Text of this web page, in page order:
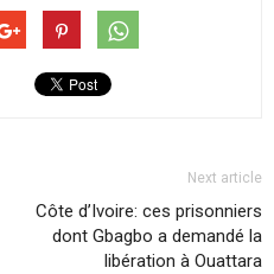
Next article
Côte d’Ivoire: ces prisonniers
dont Gbagbo a demandé la
libération à Ouattara